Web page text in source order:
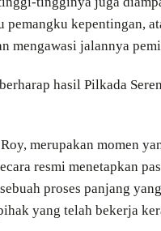
pemangku kepentingan,
mengawasi jalannya
hasil Pilkada
merupakan momen
resmi menetapkan
proses panjang
yang telah bekerja